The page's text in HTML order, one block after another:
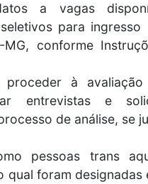
a vagas
para
MG, conforme
à
entrevistas e
de análise, se
pessoas trans
qual foram designadas